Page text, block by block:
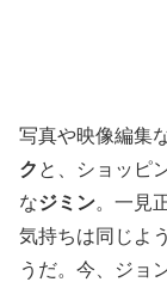
写真や映像編集
ク と、ショッピ
なジミン。一見
気持ちは同じよ
うだ。今、ジョ